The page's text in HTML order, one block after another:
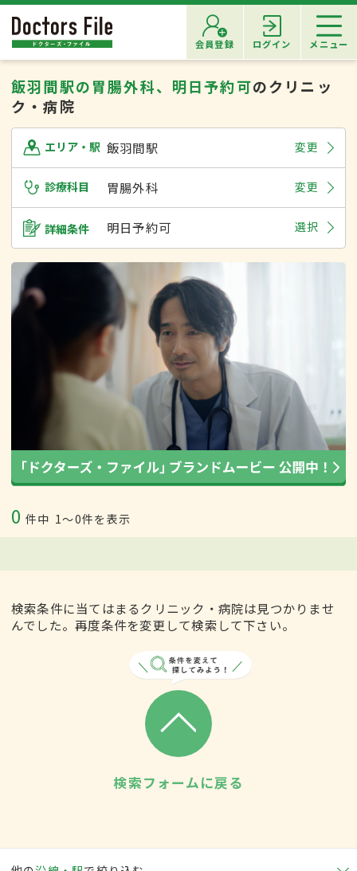
会員登録 ログイン メニュー
飯羽間駅の胃腸外科、明日予約可のクリニッ
ク・病院
エリア・駅 飯羽間駅 変更
診療科目 胃腸外科 変更
詳細条件 明日予約可 選択
0 件中 1〜0件を表示
検索条件に当てはまるクリニック・病院は見つかりませ
んでした。再度条件を変更して検索して下さい。
検索フォームに戻る